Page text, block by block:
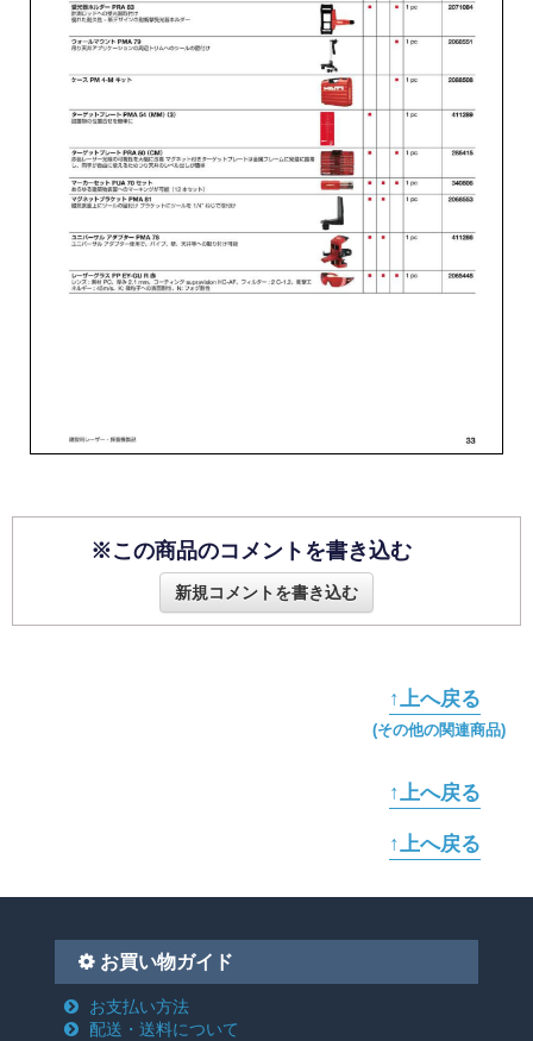
※この商品のコメントを書き込む
新規コメントを書き込む
↑上へ戻る
(その他の関連商品)
↑上へ戻る
↑上へ戻る
お買い物ガイド
お支払い方法
配送・送料について